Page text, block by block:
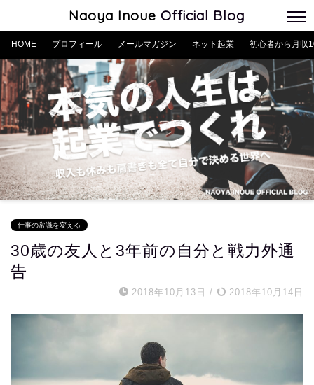
Naoya Inoue Official Blog
HOME プロフィール メールマガジン ネット起業 初心者から月収
仕事の常識を変える
30歳の友人と3年前の自分と戦力外通
告
2018年10月13日 / 2018年10月14日